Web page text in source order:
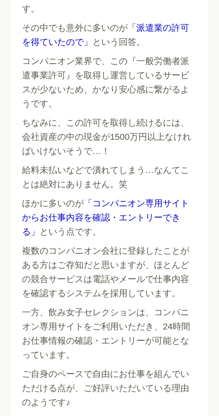
す。
その中でも意外に多いのが 「派遣業の許可
を得ていたので」
という回答。
コンパニオン業界で、この『一般労働者派
遣事業許可』を取得し運営しているサービ
スが少ないため、かなり安心感に繋がるよ
うです。
ちなみに、この許可を取得し続けるには、
会社資産の中の現金が1500万円以上なけれ
ばいけないそうで…！
給料未払いなどで潰れてしまう…なんてこ
とは絶対にありません。笑
ほかに多いのが 「コンパニオン専用サイト
からお仕事内容を確認・エントリーでき
る」
という点です。
複数のコンパニオン会社に登録したことが
ある方はご存知だと思いますが、ほとんど
の競合サービスは電話やメールで仕事内容
を確認するシステムを採用しています。
一方、飲み女子セレクションは、コンパニ
オン専用サイトをご利用いただき、24時間
お仕事情報の確認・エントリーが可能とな
っています。
ご自身のペースで自由にお仕事を組んでい
ただける点が、ご好評いただいている理由
のようです♪